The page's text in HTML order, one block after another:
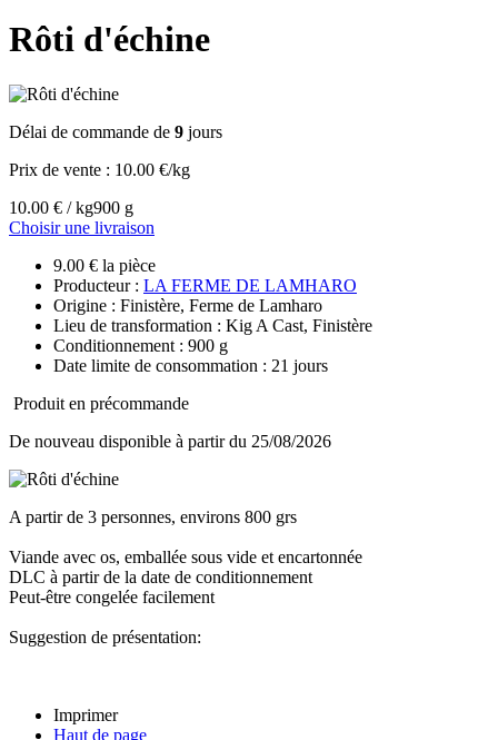
Rôti d'échine
Délai de commande de 9 jours
Prix de vente : 10.00 €/kg
10.00 € / kg900 g
Choisir une livraison
9.00 € la pièce
Producteur : LA FERME DE LAMHARO
Origine : Finistère, Ferme de Lamharo
Lieu de transformation : Kig A Cast, Finistère
Conditionnement : 900 g
Date limite de consommation : 21 jours
Produit en précommande
De nouveau disponible à partir du 25/08/2026
A partir de 3 personnes, environs 800 grs
Viande avec os, emballée sous vide et encartonnée
DLC à partir de la date de conditionnement
Peut-être congelée facilement
Suggestion de présentation:
Imprimer
Haut de page